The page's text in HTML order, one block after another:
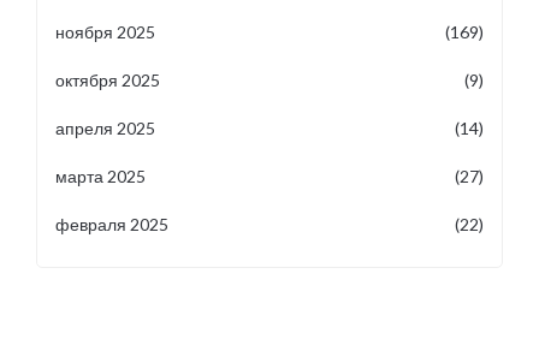
ноября 2025 (169)
октября 2025 (9)
апреля 2025 (14)
марта 2025 (27)
февраля 2025 (22)